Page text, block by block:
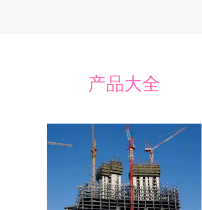
产品大全